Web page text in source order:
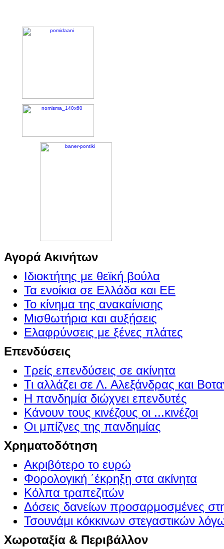
Αγορά Ακινήτων
Ιδιοκτήτης με θεϊκή βούλα
Τα ενοίκια σε Ελλάδα και ΕΕ
Το κίνημα της ανακαίνισης
Μισθωτήρια και αυξήσεις
Ελαφρύνσεις με ξένες πλάτες
Επενδύσεις
Τρείς επενδύσεις σε ακίνητα
Τι αλλάζει σε Λ. Αλεξάνδρας και
Η πανδημία διώχνει επενδυτές
Κάνουν τους κινέζους οι ...κινέζοι
Οι μπίζνες της πανδημίας
Χρηματοδότηση
Ακριβότερο το ευρώ
Φορολογική ΄έκρηξη στα ακίνητα
Κόλπα τραπεζιτών
Δόσεις δανείων προσαρμοσμένες
Τσουνάμι κόκκινων στεγαστικών
Χωροταξία & Περιβάλλον